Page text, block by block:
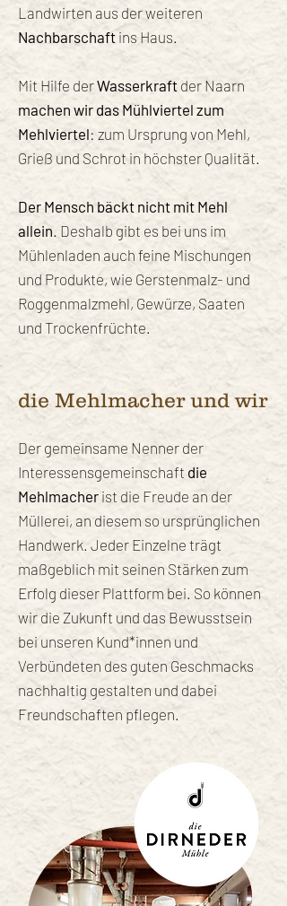
Landwirten aus der weiteren
Nachbarschaft ins Haus.
Mit Hilfe derWasserkraft der Naarn
machen wir das Mühlviertel zum
Mehlviertel: zum Ursprung von Mehl,
Grieß und Schrot in höchster Qualität.
Der Mensch bäckt nicht mit Mehl
allein. Deshalb gibt es bei uns im
Mühlenladen auch feine Mischungen
und Produkte, wie Gerstenmalz- und
Roggenmalzmehl, Gewürze, Saaten
und Trockenfrüchte.
die Mehlmacher und wir
Der gemeinsame Nenner der
Interessensgemeinschaft die
Mehlmacher ist die Freude an der
Müllerei, an diesem so ursprünglichen
Handwerk. Jeder Einzelne trägt
maßgeblich mit seinen Stärken zum
Erfolg dieser Plattform bei. So können
wir die Zukunft und das Bewusstsein
bei unseren Kund*innen und
Verbündeten des guten Geschmacks
nachhaltig gestalten und dabei
Freundschaften pflegen.